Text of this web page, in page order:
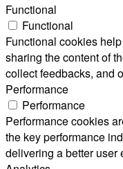
Functional
Functional
Functional cookies
sharing the content of
collect feedbacks, and
Performance
Performance
Performance cookies
the key performance
delivering a better user